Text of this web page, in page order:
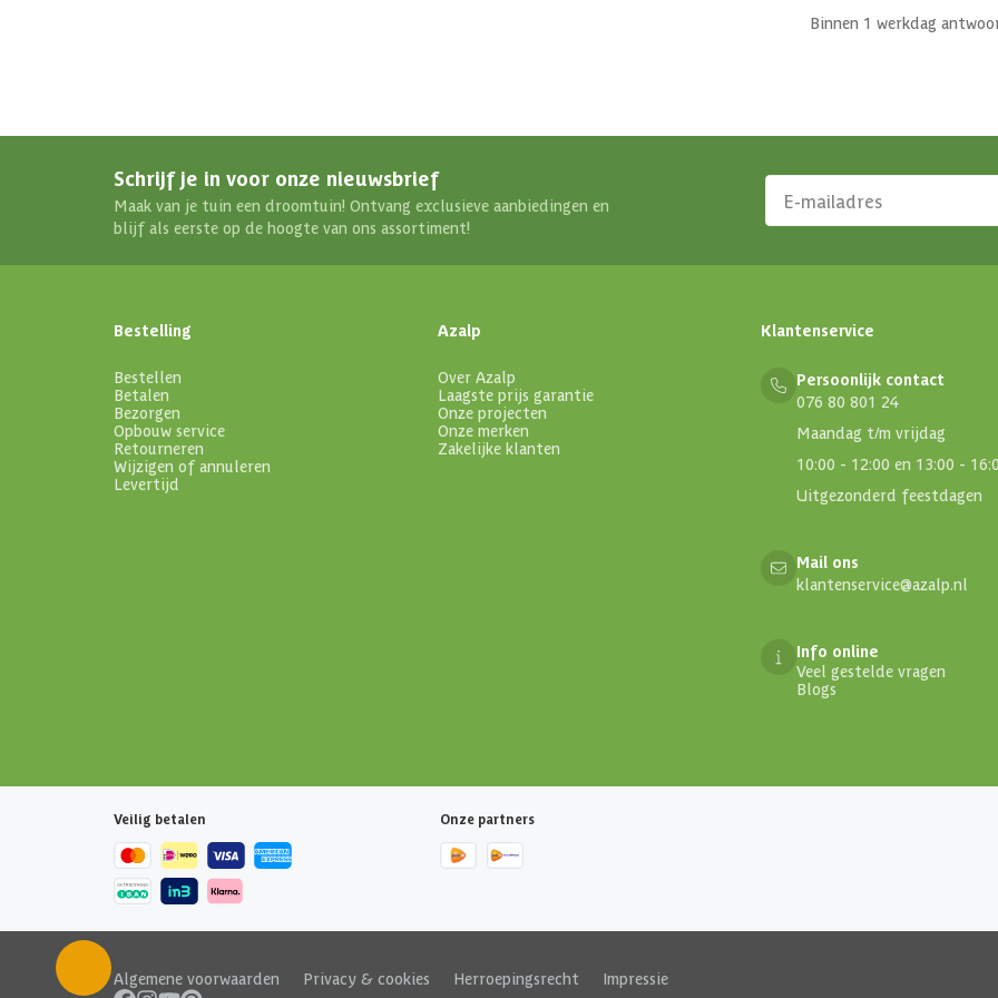
Binnen 1 werkdag
Schrijf je in voor onze nieuwsbrief
Maak van je tuin een droomtuin! Ontvang exclusieve aanbiedingen en
blijf als eerste op de hoogte van ons assortiment!
Bestelling
Bestellen
Betalen
Bezorgen
Opbouw service
Retourneren
Wijzigen of annuleren
Levertijd
Azalp
Over Azalp
Laagste prijs garantie
Onze projecten
Onze merken
Zakelijke klanten
Klantenservice
Persoonlijk contact
076 80 801 24
Maandag t/m vrijdag
10:00 - 12:00 en 13:00 -
Uitgezonderd feestdagen
Mail ons
klantenservice@azalp.nl
Info online
Veel gestelde vragen
Blogs
Veilig betalen Onze partners
Algemene voorwaarden Privacy & cookies Herroepingsrecht Impressie